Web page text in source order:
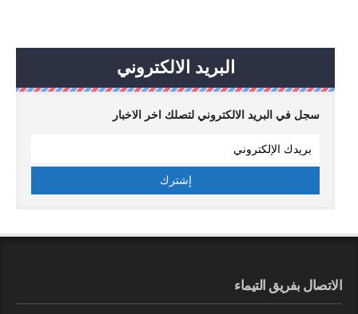
البريد الالكتروني
سجل في البريد الالكتروني لتصلك اخر الاخبار
الاتصال بفريق التيماء